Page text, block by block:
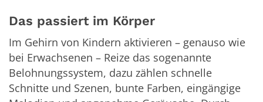
Das passiert im Körper
Im Gehirn von Kindern aktivieren – genauso wie
bei Erwachsenen – Reize das sogenannte
Belohnungssystem, dazu zählen schnelle
Schnitte und Szenen, bunte Farben, eingängige